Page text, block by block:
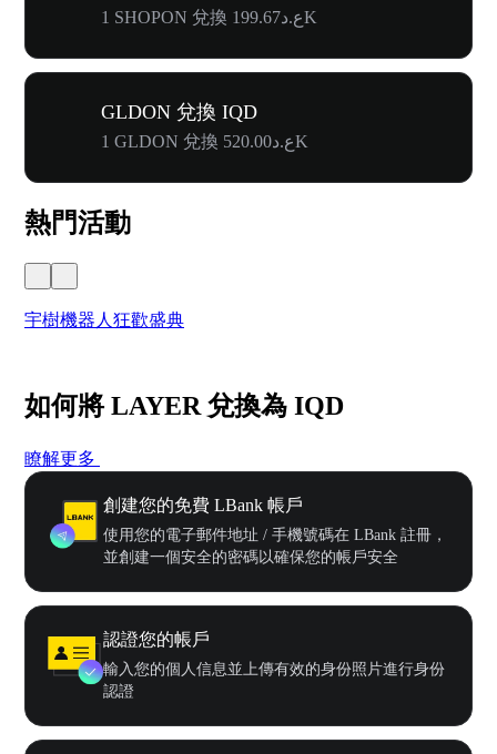
1 SHOPON 兌換 ع.د199.67K
GLDON 兌換 IQD
1 GLDON 兌換 ع.د520.00K
熱門活動
宇樹機器人狂歡盛典
如何將 LAYER 兌換為 IQD
瞭解更多
創建您的免費 LBank 帳戶
使用您的電子郵件地址 / 手機號碼在 LBank 註冊，
並創建一個安全的密碼以確保您的帳戶安全
認證您的帳戶
輸入您的個人信息並上傳有效的身份照片進行身份
認證